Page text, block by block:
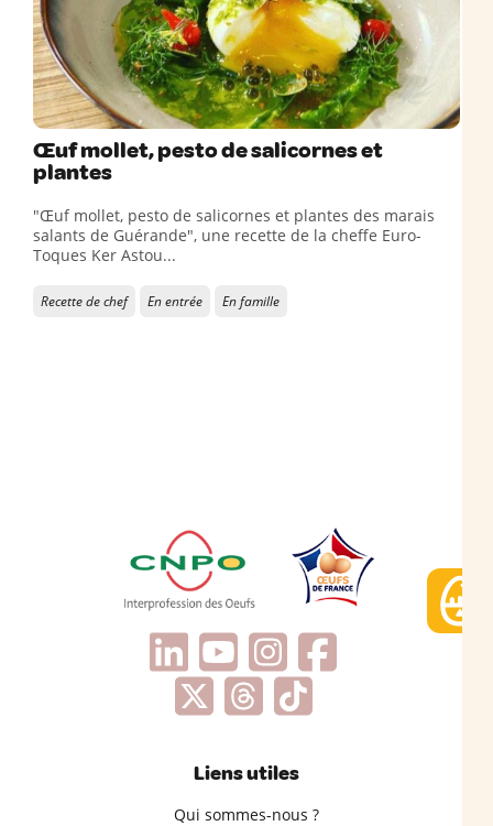
Œuf mollet, pesto de salicornes et
plantes
"Œuf mollet, pesto de salicornes et plantes des marais
salants de Guérande", une recette de la cheffe Euro-
Toques Ker Astou...
Recette de chef En entrée En famille
Liens utiles
Qui sommes-nous ?